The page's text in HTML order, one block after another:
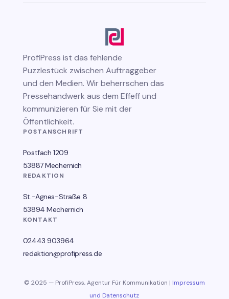
ProfiPress ist das fehlende
Puzzlestück zwischen Auftraggeber
und den Medien. Wir beherrschen das
Pressehandwerk aus dem Effeff und
kommunizieren für Sie mit der
Öffentlichkeit.
POSTANSCHRIFT
Postfach 1209
53887 Mechernich
REDAKTION
St.-Agnes-Straße 8
53894 Mechernich
KONTAKT
02443 903964
redaktion@profipress.de
© 2025 — ProfiPress, Agentur Für Kommunikation | Impressum
und Datenschutz